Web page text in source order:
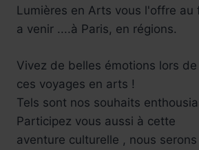
Réservez !
Lumières en Arts vous l'offre au
a venir ....à Paris, en régions.
Vivez de belles émotions lors de
ces voyages en arts !
Tels sont nos souhaits
Participez vous aussi à cette
aventure culturelle , nous